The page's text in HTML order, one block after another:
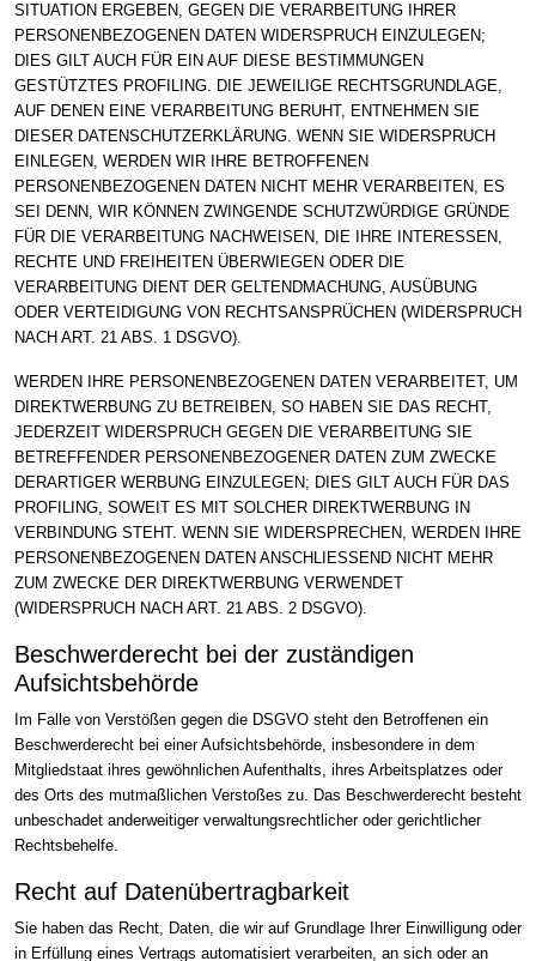
SITUATION ERGEBEN, GEGEN DIE VERARBEITUNG IHRER
PERSONENBEZOGENEN DATEN WIDERSPRUCH EINZULEGEN;
DIES GILT AUCH FÜR EIN AUF DIESE BESTIMMUNGEN
GESTÜTZTES PROFILING. DIE JEWEILIGE RECHTSGRUNDLAGE,
AUF DENEN EINE VERARBEITUNG BERUHT, ENTNEHMEN SIE
DIESER DATENSCHUTZERKLÄRUNG. WENN SIE WIDERSPRUCH
EINLEGEN, WERDEN WIR IHRE BETROFFENEN
PERSONENBEZOGENEN DATEN NICHT MEHR VERARBEITEN, ES
SEI DENN, WIR KÖNNEN ZWINGENDE SCHUTZWÜRDIGE GRÜNDE
FÜR DIE VERARBEITUNG NACHWEISEN, DIE IHRE INTERESSEN,
RECHTE UND FREIHEITEN ÜBERWIEGEN ODER DIE
VERARBEITUNG DIENT DER GELTENDMACHUNG, AUSÜBUNG
ODER VERTEIDIGUNG VON RECHTSANSPRÜCHEN (WIDERSPRUCH
NACH ART. 21 ABS. 1 DSGVO).
WERDEN IHRE PERSONENBEZOGENEN DATEN VERARBEITET, UM
DIREKTWERBUNG ZU BETREIBEN, SO HABEN SIE DAS RECHT,
JEDERZEIT WIDERSPRUCH GEGEN DIE VERARBEITUNG SIE
BETREFFENDER PERSONENBEZOGENER DATEN ZUM ZWECKE
DERARTIGER WERBUNG EINZULEGEN; DIES GILT AUCH FÜR DAS
PROFILING, SOWEIT ES MIT SOLCHER DIREKTWERBUNG IN
VERBINDUNG STEHT. WENN SIE WIDERSPRECHEN, WERDEN IHRE
PERSONENBEZOGENEN DATEN ANSCHLIESSEND NICHT MEHR
ZUM ZWECKE DER DIREKTWERBUNG VERWENDET
(WIDERSPRUCH NACH ART. 21 ABS. 2 DSGVO).
Beschwerde­recht bei der zuständigen
Aufsichts­behörde
Im Falle von Verstößen gegen die DSGVO steht den Betroffenen ein
Beschwerderecht bei einer Aufsichtsbehörde, insbesondere in dem
Mitgliedstaat ihres gewöhnlichen Aufenthalts, ihres Arbeitsplatzes oder
des Orts des mutmaßlichen Verstoßes zu. Das Beschwerderecht besteht
unbeschadet anderweitiger verwaltungsrechtlicher oder gerichtlicher
Rechtsbehelfe.
Recht auf Daten­übertrag­barkeit
Sie haben das Recht, Daten, die wir auf Grundlage Ihrer Einwilligung oder
in Erfüllung eines Vertrags automatisiert verarbeiten, an sich oder an